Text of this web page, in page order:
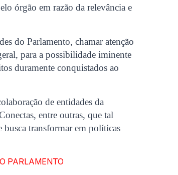
órgão em razão da relevância e
do Parlamento, chamar atenção
para a possibilidade iminente
duramente conquistados ao
de entidades da
entre outras, que tal
busca transformar em políticas
PARLAMENTO